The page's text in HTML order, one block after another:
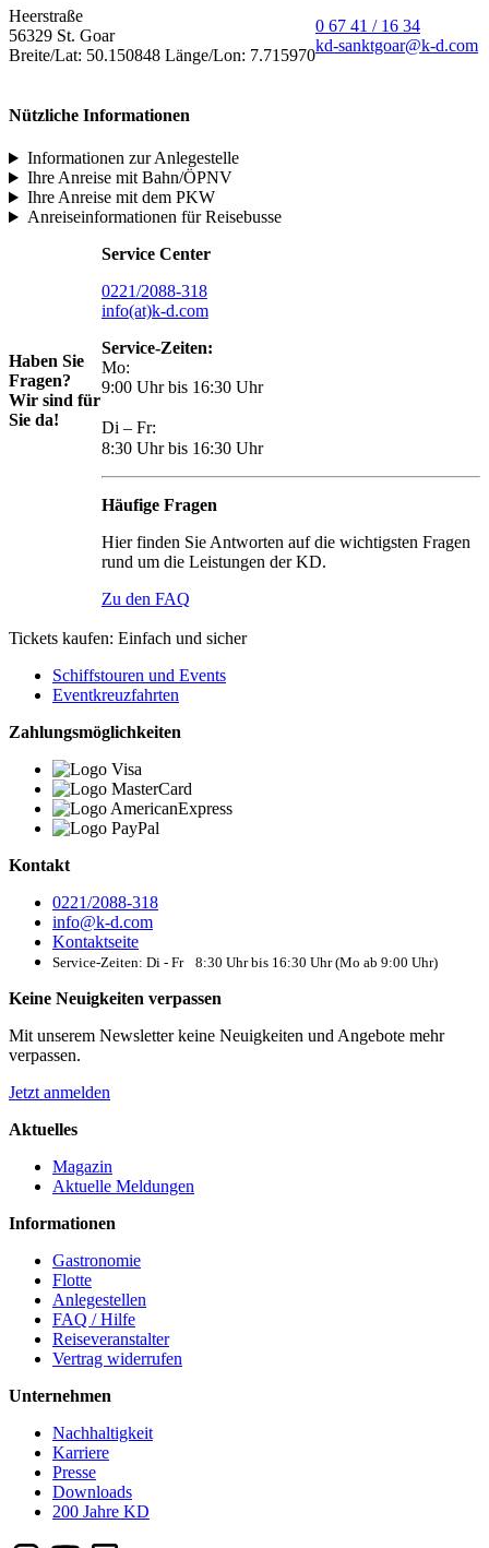
Heerstraße
56329 St. Goar
Breite/Lat: 50.150848 Länge/Lon: 7.715970
0 67 41 / 16 34
kd-sanktgoar@k-d.com
Nützliche Informationen
Informationen zur Anlegestelle
Ihre Anreise mit Bahn/ÖPNV
Ihre Anreise mit dem PKW
Anreiseinformationen für Reisebusse
Haben Sie
Fragen?
Wir sind für
Sie da!
Service Center
0221/2088-318
info(at)k-d.com
Service-Zeiten:
Mo:
9:00 Uhr bis 16:30 Uhr
Di – Fr:
8:30 Uhr bis 16:30 Uhr
Häufige Fragen
Hier finden Sie Antworten auf die wichtigsten Fragen
rund um die Leistungen der KD.
Zu den FAQ
Tickets kaufen: Einfach und sicher
Schiffstouren und Events
Eventkreuzfahrten
Zahlungsmöglichkeiten
Kontakt
0221/2088-318
info@k-d.com
Kontaktseite
Service-Zeiten: Di - Fr 8:30 Uhr bis 16:30 Uhr (Mo ab 9:00 Uhr)
Keine Neuigkeiten verpassen
Mit unserem Newsletter keine Neuigkeiten und Angebote mehr
verpassen.
Jetzt anmelden
Aktuelles
Magazin
Aktuelle Meldungen
Informationen
Gastronomie
Flotte
Anlegestellen
FAQ / Hilfe
Reiseveranstalter
Vertrag widerrufen
Unternehmen
Nachhaltigkeit
Karriere
Presse
Downloads
200 Jahre KD